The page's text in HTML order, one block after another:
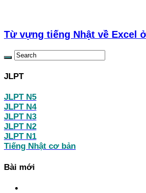
Từ vựng tiếng Nhật về Excel
JLPT
JLPT N5
JLPT N4
JLPT N3
JLPT N2
JLPT N1
Tiếng Nhật cơ bản
Bài mới